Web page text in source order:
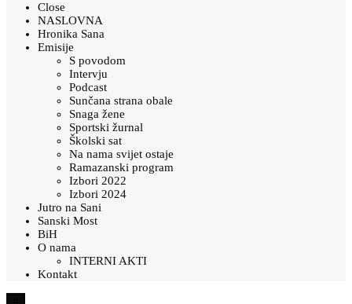
Close
NASLOVNA
Hronika Sana
Emisije
S povodom
Intervju
Podcast
Sunčana strana obale
Snaga žene
Sportski žurnal
Školski sat
Na nama svijet ostaje
Ramazanski program
Izbori 2022
Izbori 2024
Jutro na Sani
Sanski Most
BiH
O nama
INTERNI AKTI
Kontakt